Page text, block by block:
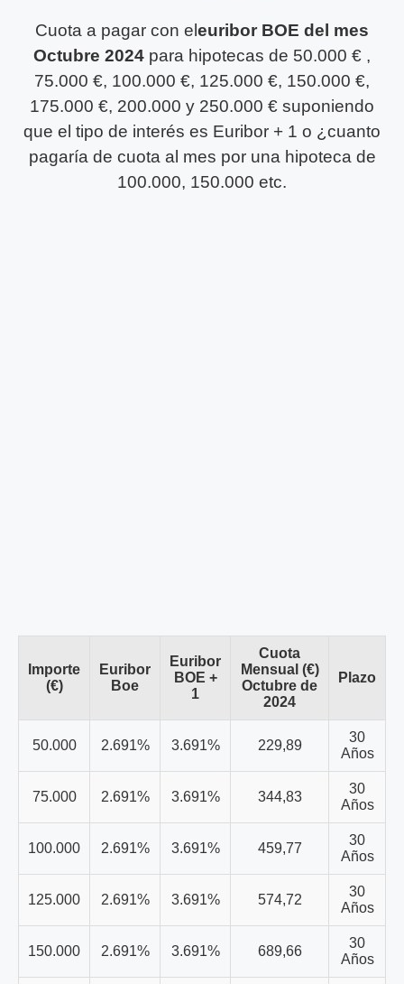
Cuota a pagar con eleuribor BOE del mes
Octubre 2024 para hipotecas de 50.000 € ,
75.000 €, 100.000 €, 125.000 €, 150.000 €,
175.000 €, 200.000 y 250.000 € suponiendo
que el tipo de interés es Euribor + 1 o ¿cuanto
pagaría de cuota al mes por una hipoteca de
100.000, 150.000 etc.
Importe
(€)
Euribor
Boe
Euribor
BOE +
1
Cuota
Mensual (€)
Octubre de
2024
Plazo
50.000 2.691% 3.691% 229,89
30
Años
75.000 2.691% 3.691% 344,83
30
Años
100.000 2.691% 3.691% 459,77
30
Años
125.000 2.691% 3.691% 574,72
30
Años
150.000 2.691% 3.691% 689,66
30
Años